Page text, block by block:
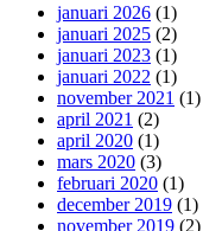
januari 2026 (1)
januari 2025 (2)
januari 2023 (1)
januari 2022 (1)
november 2021 (1)
april 2021 (2)
april 2020 (1)
mars 2020 (3)
februari 2020 (1)
december 2019 (1)
november 2019 (2)